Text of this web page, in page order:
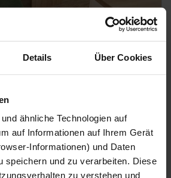
Details Über Cookies
ähnliche Technologien auf
auf Informationen auf Ihrem Gerät
Informationen) und Daten
speichern und zu verarbeiten. Diese
zu verstehen und
Details